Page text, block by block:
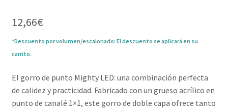
12,66€
*Descuento por volumen/escalonado: El descuento se aplicará en su
carrito.
El gorro de punto Mighty LED: una combinación perfecta
de calidez y practicidad. Fabricado con un grueso acrílico en
punto de canalé 1×1, este gorro de doble capa ofrece tanto